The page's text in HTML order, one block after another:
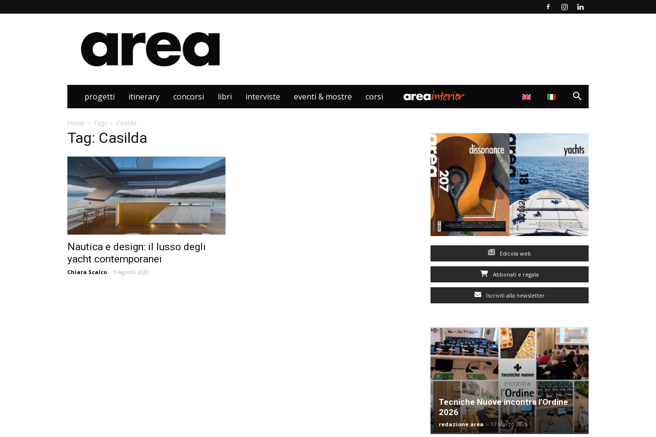
Area
progetti itinerary concorsi libri interviste eventi & mostre corsi
Home Tags Casilda
Tag: Casilda
Nautica e design: il lusso degli
yacht contemporanei
Chiara Scalco - 5 Agosto 2020
Edicola web
Abbonati e regala
Iscriviti alla newsletter
Tecniche Nuove incontra l’Ordine
2026
redazione area - 17 Marzo 2026